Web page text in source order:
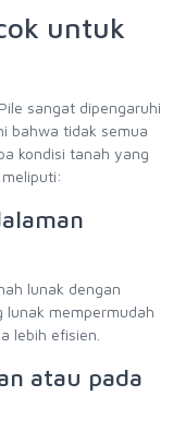
untuk
sangat dipengaruhi
bahwa tidak semua
kondisi tanah yang
lunak dengan
lunak mempermudah
lebih efisien.
atau pada